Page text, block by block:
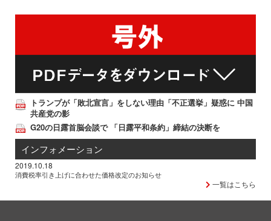
トランプが「敗北宣言」をしない理由「不正選挙」疑惑に 中国
共産党の影
G20の日露首脳会談で 「日露平和条約」締結の決断を
インフォメーション
2019.10.18
消費税率引き上げに合わせた価格改定のお知らせ
一覧はこちら